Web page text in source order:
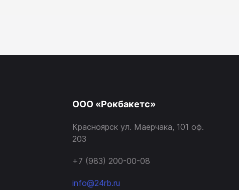
ООО «Рокбакетс»
Красноярск ул. Маерчака, 101 оф.
203
+7 (983) 200-00-08
info@24rb.ru